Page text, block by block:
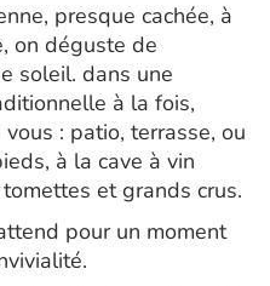
presque cachée, à
on déguste de
soleil. dans une
à la fois,
: patio, terrasse, ou
à la cave à vin
et grands crus.
pour un moment